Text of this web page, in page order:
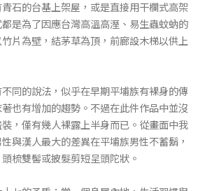
石的台基上架屋，或是直接用干欄式高架
是為了因應台灣高溫高溼、易生蟲蚊蚋的
片為壁，結茅草為頂，前廊設木梯以供上
同的說法，似乎在早期平埔族有裸身的傳
也有增加的趨勢。不過在此件作品中並沒
，僅有幾人裸露上半身而已。從畫面中我
與漢人最大的差異在平埔族男性不蓄鬍，
梳雙髻或披髮剪短呈頭陀狀。